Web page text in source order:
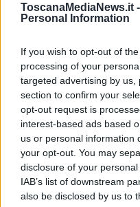
ToscanaMediaNews.it -
Personal Information
If you wish to opt-out of
processing of your
targeted advertising by
section to confirm your
opt-out request is
interest-based ads based
us or personal information
your opt-out. You may
disclosure of your
IAB’s list of downstream
also be disclosed by us to